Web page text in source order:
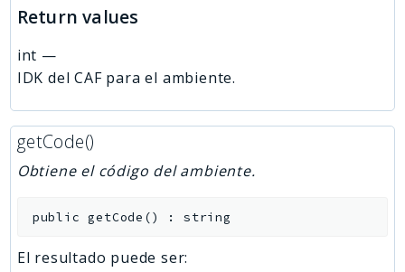
Return values
int —
IDK del CAF para el ambiente.
getCode()
Obtiene el código del ambiente.
public getCode () :string
El resultado puede ser: